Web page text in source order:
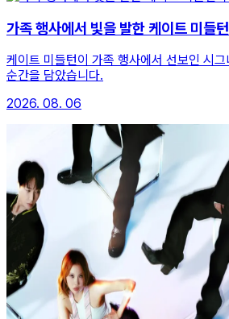
가족 행사에서 빛을 발한 케이트 미들
케이트 미들턴이 가족 행사에서 선보인 시
순간을 담았습니다.
2026. 08. 06